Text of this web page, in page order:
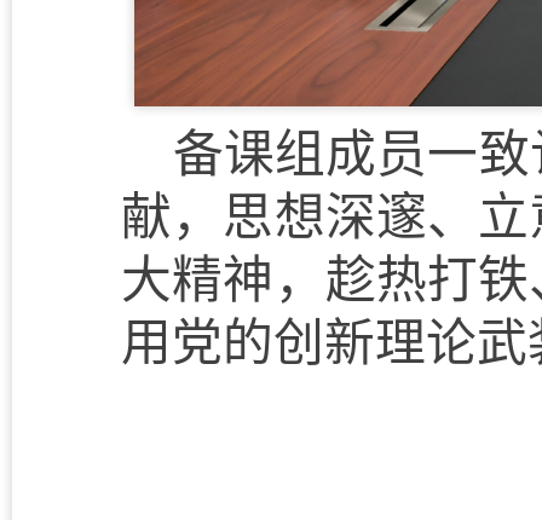
备课组成员一
献，思想深邃、
大精神，趁热打铁
用党的创新理论